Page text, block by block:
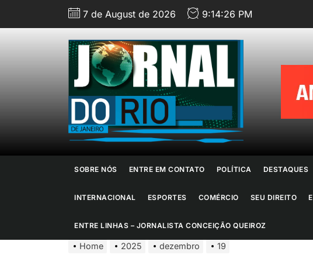
7 de August de 2026 9:14:27 PM
do
Rio
de
SOBRE NÓS ENTRE EM CONTATO POLÍTICA DESTAQUES
INTERNACIONAL ESPORTES COMÉRCIO SEU DIREITO
ENTRE LINHAS – JORNALISTA CONCEIÇÃO QUEIROZ
Home 2025 dezembro 19